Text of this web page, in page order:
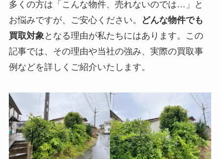
多くの方は「こんな物件、売れないのでは…」と
お悩みですが、ご安心ください。
どんな物件でも
買取対象となる理由が私たちにはあります。この
記事では、その理由や当社の強み、実際の買取事
例などを詳しくご紹介いたします。